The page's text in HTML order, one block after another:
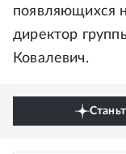
появляющихся
директор
Ковалевич.